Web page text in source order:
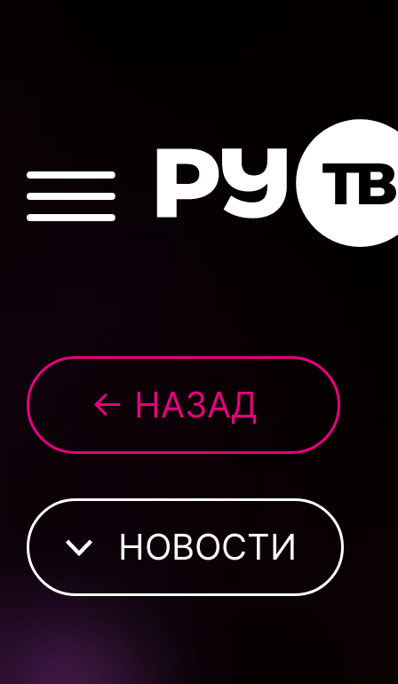
← НАЗАД
НОВОСТИ